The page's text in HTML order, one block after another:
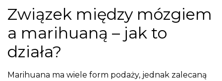
Związek między mózgiem
a marihuaną – jak to
działa?
Marihuana ma wiele form podaży, jednak zalecaną